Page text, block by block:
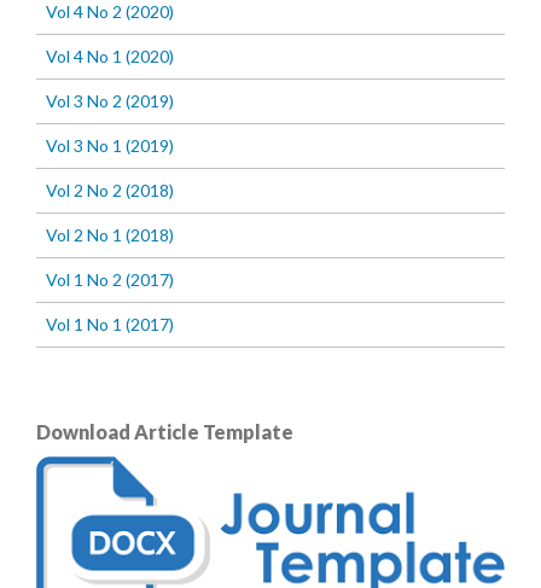
Vol 4 No 2 (2020)
Vol 4 No 1 (2020)
Vol 3 No 2 (2019)
Vol 3 No 1 (2019)
Vol 2 No 2 (2018)
Vol 2 No 1 (2018)
Vol 1 No 2 (2017)
Vol 1 No 1 (2017)
Download Article Template